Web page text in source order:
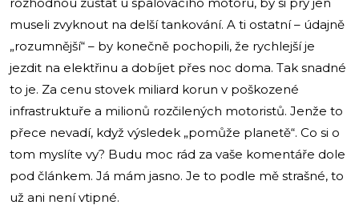
museli zvyknout na delší tankování. A ti ostatní – údajně
„rozumnější“ – by konečně pochopili, že rychlejší je
jezdit na elektřinu a dobíjet přes noc doma. Tak snadné
to je. Za cenu stovek miliard korun v poškozené
infrastruktuře a milionů rozčilených motoristů. Jenže to
přece nevadí, když výsledek „pomůže planetě“. Co si o
tom myslíte vy? Budu moc rád za vaše komentáře dole
pod článkem. Já mám jasno. Je to podle mě strašné, to
už ani není vtipné.